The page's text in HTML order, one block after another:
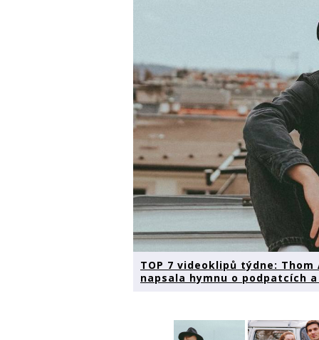
TOP 7 videoklipů týdne:
napsala hymnu o podpatcích